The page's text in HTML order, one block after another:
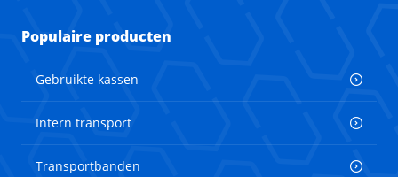
Populaire producten
Gebruikte kassen
Intern transport
Transportbanden